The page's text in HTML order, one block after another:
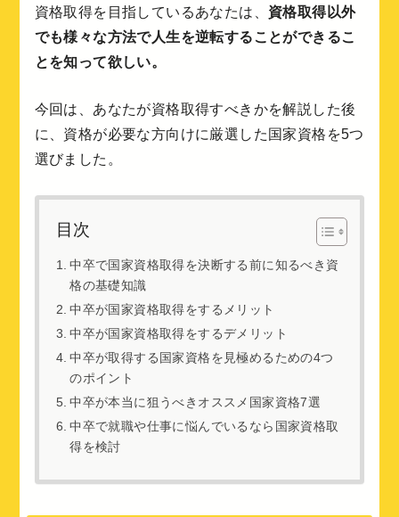
資格取得を目指しているあなたは、 資格取得以外
でも様々な方法で人生を逆転することができるこ
とを知って欲しい。
今回は、あなたが資格取得すべきかを解説した後
に、資格が必要な方向けに厳選した国家資格を5つ
選びました。
目次
中卒で国家資格取得を決断する前に知るべき資
格の基礎知識
中卒が国家資格取得をするメリット
中卒が国家資格取得をするデメリット
中卒が取得する国家資格を見極めるための4つ
のポイント
中卒が本当に狙うべきオススメ国家資格7選
中卒で就職や仕事に悩んでいるなら国家資格取
得を検討